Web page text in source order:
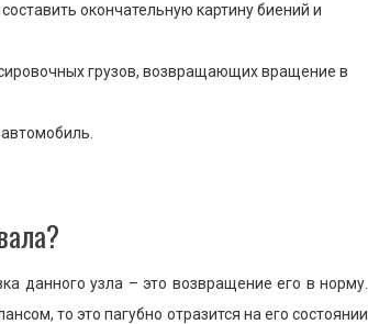
окончательную картину биений и
грузов, возвращающих вращение в
данного узла – это возвращение его в норму.
то это пагубно отразится на его состоянии